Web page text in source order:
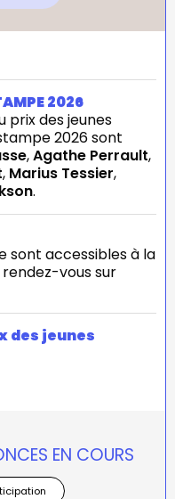
2026
prix des jeunes
2026 sont
,Agathe Perrault,
, Marius Tessier,
.
sont accessibles à la
vous sur
des jeunes
EN COURS